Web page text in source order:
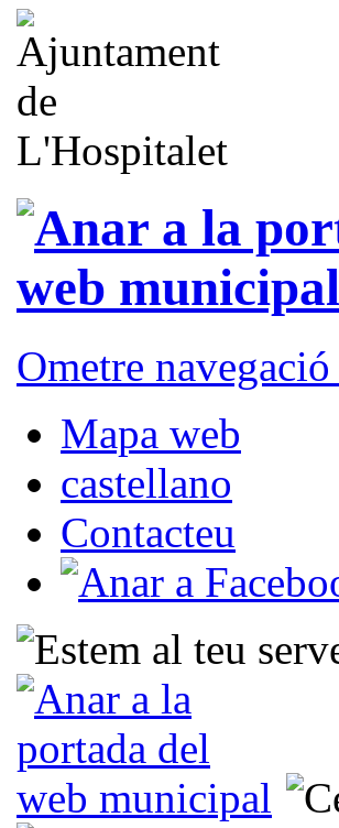
Ometre
Mapa web
castellano
Contacteu